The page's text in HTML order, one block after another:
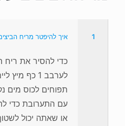
1 איך להיפטר מריח
כדי להסיר את ריח
לערבב 1 כף
תפוחים לכוס מים
עם התערובת כדי
או שאתה יכול